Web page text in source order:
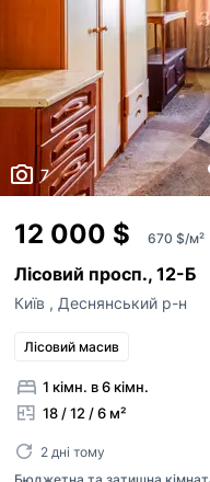
7
12 000 $ 670 $/м²
Лісовий просп., 12-Б
Київ , Деснянський р-н
Лісовий масив
1 кімн. в 6 кімн.
18 / 12 / 6 м²
2 дні тому